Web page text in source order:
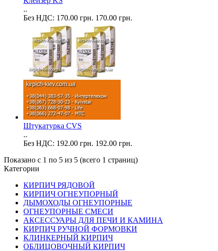
..
Без НДС: 170.00 грн. 170.00 грн.
Штукатурка CVS
..
Без НДС: 192.00 грн. 192.00 грн.
Показано с 1 по 5 из 5 (всего 1 страниц)
Категории
КИРПИЧ РЯДОВОЙ
КИРПИЧ ОГНЕУПОРНЫЙ
ДЫМОХОДЫ ОГНЕУПОРНЫЕ
ОГНЕУПОРНЫЕ СМЕСИ
АКСЕССУАРЫ ДЛЯ ПЕЧИ И КАМИНА
КИРПИЧ РУЧНОЙ ФОРМОВКИ
КЛИНКЕРНЫЙ КИРПИЧ
ОБЛИЦОВОЧНЫЙ КИРПИЧ